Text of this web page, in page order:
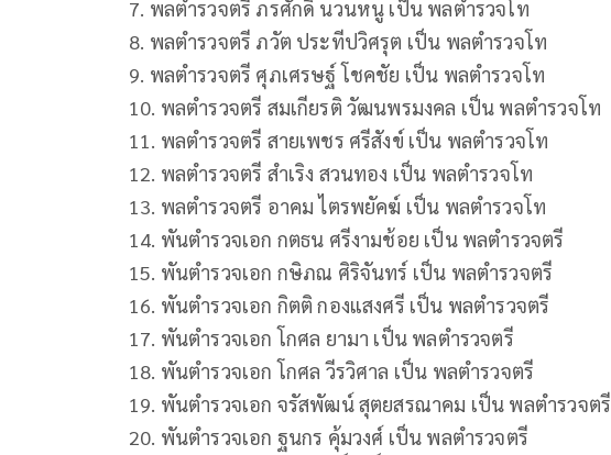
7. พลตํารวจตรี ภรศักดิ์ นวนหนู เป็น พลตํารวจโท
8. พลตํารวจตรี ภวัต ประทีปวิศรุต เป็น พลตํารวจโท
9. พลตํารวจตรี ศุภเศรษฐ์ โชคชัย เป็น พลตํารวจโท
10. พลตํารวจตรี สมเกียรติ วัฒนพรมงคล เป็น พลตํารวจโท
11. พลตํารวจตรี สายเพชร ศรีสังข์ เป็น พลตํารวจโท
12. พลตํารวจตรี สําเริง สวนทอง เป็น พลตํารวจโท
13. พลตํารวจตรี อาคม ไตรพยัคฆ์ เป็น พลตํารวจโท
14. พันตํารวจเอก กตธน ศรีงามช้อย เป็น พลตํารวจตรี
15. พันตํารวจเอก กษิภณ ศิริจันทร์ เป็น พลตํารวจตรี
16. พันตํารวจเอก กิตติ กองแสงศรี เป็น พลตํารวจตรี
17. พันตํารวจเอก โกศล ยามา เป็น พลตํารวจตรี
18. พันตํารวจเอก โกศล วีรวิศาล เป็น พลตํารวจตรี
19. พันตํารวจเอก จรัสพัฒน์ สุตยสรณาคม เป็น พลตํารวจตรี
20. พันตํารวจเอก ฐนกร คุ้มวงศ์ เป็น พลตํารวจตรี